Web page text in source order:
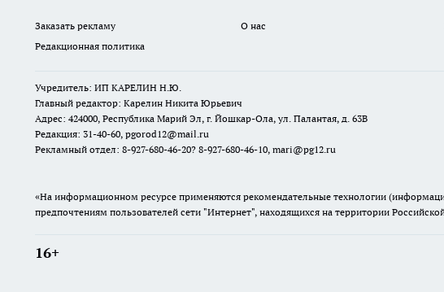
Заказать рекламу О нас
Редакционная политика
Учредитель: ИП КАРЕЛИН Н.Ю.
Главный редактор: Карелин Никита Юрьевич
Адрес: 424000, Республика Марий Эл, г. Йошкар-Ола, ул. Палантая, д. 63В
Редакция: 31-40-60, pgorod12@mail.ru
Рекламный отдел: 8-927-680-46-20? 8-927-680-46-10, mari@pg12.ru
«На информационном ресурсе применяются рекомендательные технологии
предпочтениям пользователей сети "Интернет", находящихся на территории
16+